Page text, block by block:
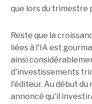
que lors du trimestre
Reste que la
liées à l'IA est
ainsi
d'investissements
l'éditeur. Au début du
annoncé qu'il